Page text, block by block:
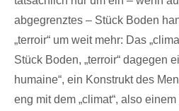
abgegrenztes – Stück Boden
„terroir“ um weit mehr: Das
Stück Boden, „terroir“ dagegen
humaine“, ein Konstrukt des
eng mit dem „climat“, also